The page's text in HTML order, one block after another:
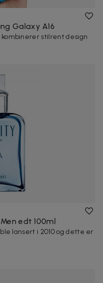
Galaxy A16
stilrent design
edt 100ml
lansert i 2010 og dette er